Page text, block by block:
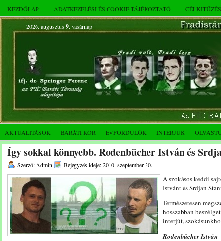
KEZDŐLAP ADATKEZELÉSI ÉS COOKIE TÁJÉKOZTATÓ
2026. augusztus 9.vasárnap
AKTUALITÁSOK BARÁTI KÖR ÉVFORDULÓK INTERJÚK
Így sokkal könnyebb. Rodenbücher István és
Szerző: Admin Bejegyzés ideje: 2010. szeptember 30.
A szokásos keddi
Istvánt és Srdjan
Természetesen
hosszabban
interjút,
Rodenbücher István